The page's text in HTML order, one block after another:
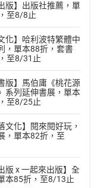
版】出版社推薦，單
至8/8止
化】哈利波特繁體中
，單本88折，套書
至8/31止
版】馬伯庸《桃花源
系列延伸書展，單本
至8/25止
文化】閱來閱好玩，
，單本82折，至
版 x 一起來出版】全
本85折，至8/13止